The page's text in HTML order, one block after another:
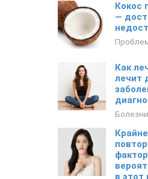
Кокос
—
Как
лечит
Болезни
в этот